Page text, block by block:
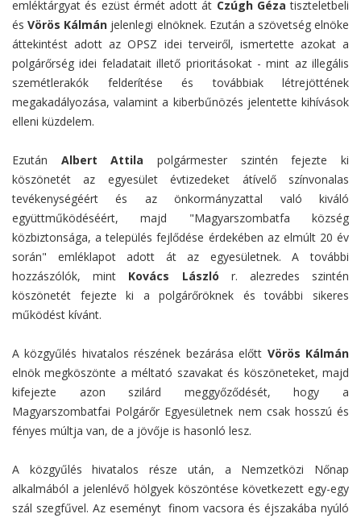
emléktárgyat és ezüst érmét adott át Czúgh Géza tiszteletbeli
ésVörös Kálmán jelenlegi elnöknek. Ezután a szövetség elnöke
áttekintést adott az OPSZ idei terveiről, ismertette azokat a
polgárőrség idei feladatait illető prioritásokat - mint az illegális
szemétlerakók felderítése és továbbiak létrejöttének
megakadályozása, valamint a kiberbűnözés jelentette kihívások
elleni küzdelem.
Ezután Albert Attila polgármester szintén fejezte ki
köszönetét az egyesület évtizedeket átívelő színvonalas
tevékenységéért és az önkormányzattal való kiváló
együttműködéséért, majd "Magyarszombatfa község
közbiztonsága, a település fejlődése érdekében az elmúlt 20 év
során" emléklapot adott át az egyesületnek. A további
hozzászólók, mint Kovács László r. alezredes szintén
köszönetét fejezte ki a polgárőröknek és további sikeres
működést kívánt.
A közgyűlés hivatalos részének bezárása előtt Vörös Kálmán
elnök megköszönte a méltató szavakat és köszöneteket, majd
kifejezte azon szilárd meggyőződését, hogy a
Magyarszombatfai Polgárőr Egyesületnek nem csak hosszú és
fényes múltja van, de a jövője is hasonló lesz.
A közgyűlés hivatalos része után, a Nemzetközi Nőnap
alkalmából a jelenlévő hölgyek köszöntése következett egy-egy
szál szegfűvel. Az eseményt finom vacsora és éjszakába nyúló